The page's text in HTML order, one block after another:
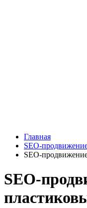
Главная
SEO-
SEO-
SEO-